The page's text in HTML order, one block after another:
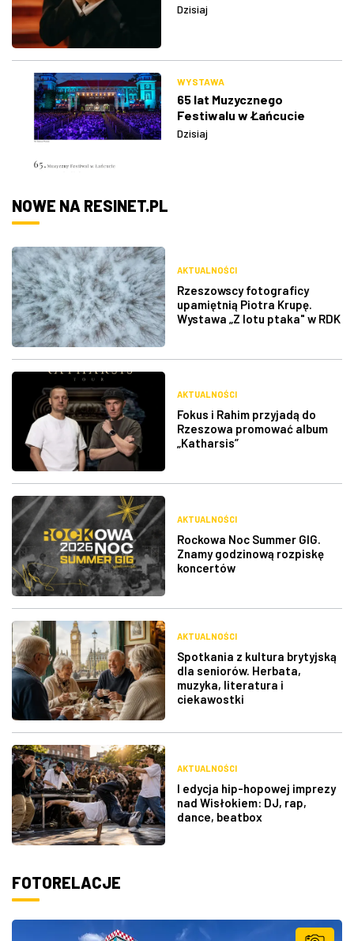
Dzisiaj
WYSTAWA
65 lat Muzycznego
Festiwalu w Łańcucie
Dzisiaj
NOWE NA RESINET.PL
AKTUALNOŚCI
Rzeszowscy fotograficy
upamiętnią Piotra Krupę.
Wystawa „Z lotu ptaka" w RDK
AKTUALNOŚCI
Fokus i Rahim przyjadą do
Rzeszowa promować album
„Katharsis”
AKTUALNOŚCI
Rockowa Noc Summer GIG.
Znamy godzinową rozpiskę
koncertów
AKTUALNOŚCI
Spotkania z kultura brytyjską
dla seniorów. Herbata,
muzyka, literatura i
ciekawostki
AKTUALNOŚCI
I edycja hip-hopowej imprezy
nad Wisłokiem: DJ, rap,
dance, beatbox
FOTORELACJE